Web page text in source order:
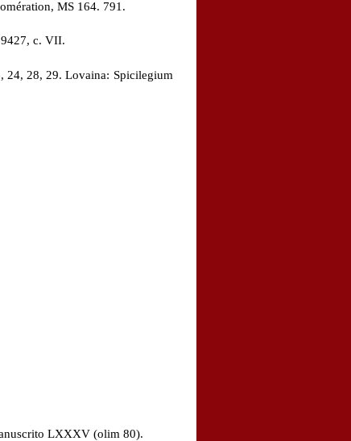
MS 164. 791.
c. VII.
24, 28, 29. Lovaina: Spicilegium
LXXXV (olim 80).